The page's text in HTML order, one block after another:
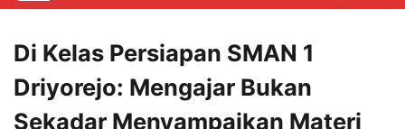
Di Kelas Persiapan SMAN 1
Driyorejo: Mengajar Bukan
Sekadar Menyampaikan Materi